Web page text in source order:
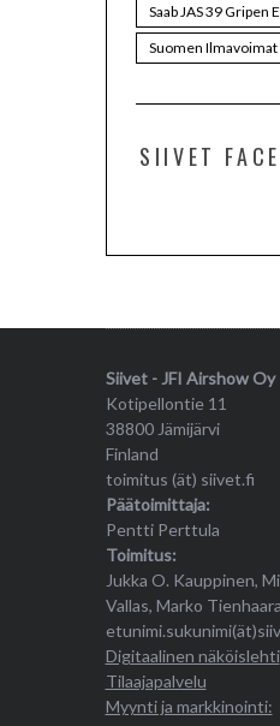
Saab JAS 39 Gripen
Suomen Ilmavoimat
SIIVET
Siivet - JFI Airshow Oy
Kotipellontie 11
38800 Jämijärvi
Finland
toimitus (ät) siivet.fi
Päätoimittaja:
Pentti Perttula
Toimitus:
Jukka O. Kauppinen,
Vallas, Marko
Digitaalinen näköislehti
Tilaajapalvelu
Myynti ja markkinointi: